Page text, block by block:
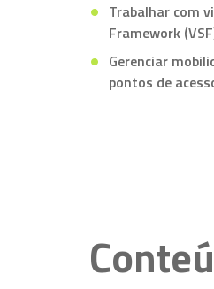
Trabalhar com
Framework
Gerenciar
pontos de